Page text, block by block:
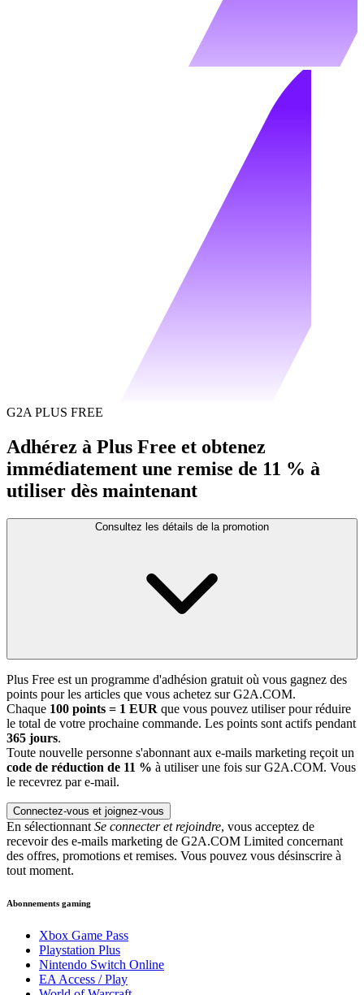
G2A PLUS FREE
Adhérez à Plus Free et obtenez
immédiatement une remise de 11 % à
utiliser dès maintenant
Consultez les détails de la promotion
Plus Free est un programme d'adhésion gratuit où vous gagnez des
points pour les articles que vous achetez sur G2A.COM.
Chaque 100 points = 1 EUR que vous pouvez utiliser pour réduire
le total de votre prochaine commande. Les points sont actifs pendant
365 jours.
Toute nouvelle personne s'abonnant aux e-mails marketing reçoit un
code de réduction de 11 % à utiliser une fois sur G2A.COM. Vous
le recevrez par e-mail.
Connectez-vous et joignez-vous
En sélectionnant Se connecter et rejoindre, vous acceptez de
recevoir des e-mails marketing de G2A.COM Limited concernant
des offres, promotions et remises. Vous pouvez vous désinscrire à
tout moment.
Abonnements gaming
Xbox Game Pass
Playstation Plus
Nintendo Switch Online
EA Access / Play